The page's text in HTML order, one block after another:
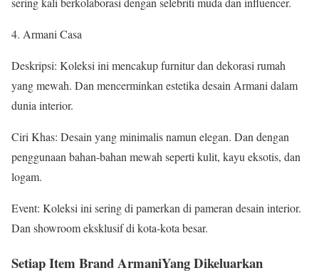
4. Armani Casa
Deskripsi: Koleksi ini mencakup furnitur dan dekorasi rumah
yang mewah. Dan mencerminkan estetika desain Armani dalam
dunia interior.
Ciri Khas: Desain yang minimalis namun elegan. Dan dengan
penggunaan bahan-bahan mewah seperti kulit, kayu eksotis, dan
logam.
Event: Koleksi ini sering di pamerkan di pameran desain interior.
Dan showroom eksklusif di kota-kota besar.
Setiap Item Brand ArmaniYang Dikeluarkan